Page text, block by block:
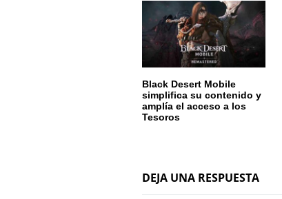
n
d
e
n
Black Desert Mobile
simplifica su contenido y
amplía el acceso a los
Tesoros
DEJA UNA RESPUESTA